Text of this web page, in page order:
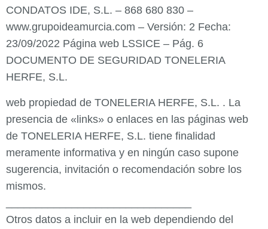
CONDATOS IDE, S.L. – 868 680 830 –
www.grupoideamurcia.com – Versión: 2 Fecha:
23/09/2022 Página web LSSICE – Pág. 6
DOCUMENTO DE SEGURIDAD TONELERIA
HERFE, S.L.
web propiedad de TONELERIA HERFE, S.L. . La
presencia de «links» o enlaces en las páginas web
de TONELERIA HERFE, S.L. tiene finalidad
meramente informativa y en ningún caso supone
sugerencia, invitación o recomendación sobre los
mismos.
Otros datos a incluir en la web dependiendo del